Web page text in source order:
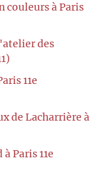
couleurs à Paris
des
11e
de Lacharrière à
Paris 11e